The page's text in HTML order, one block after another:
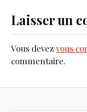
Laisser un
Vous devezvous
commentaire.